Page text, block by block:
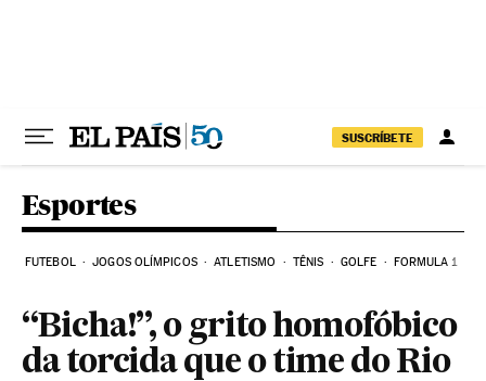
SUSCRÍBETE
Esportes
FUTEBOL JOGOS OLÍMPICOS ATLETISMO TÊNIS GOLFE FORMULA 1
“Bicha!”, o grito homofóbico
da torcida que o time do Rio